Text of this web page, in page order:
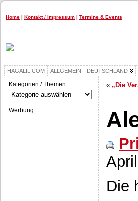
Home | Kontakt / Impressum | Termine & Events
HAGALIL.COM ALLGEMEIN DEUTSCHLAND
Kategorien / Themen
Kategorien
/
Themen
Werbung
« „Die
Die